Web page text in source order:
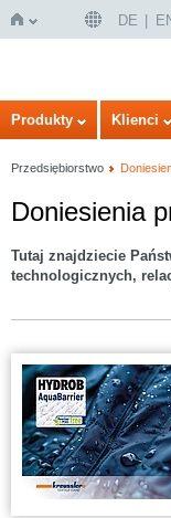
Strona
DE
Produkty Klienci
Przedsiębiorstwo
Doniesienia
Tutaj znajdziecie
technologicznych,